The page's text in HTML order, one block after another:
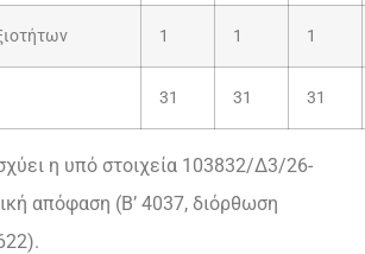
1 1 1
31 31 31
η υπό στοιχεία 103832/Δ3/26-
απόφαση (Β’ 4037, διόρθωση